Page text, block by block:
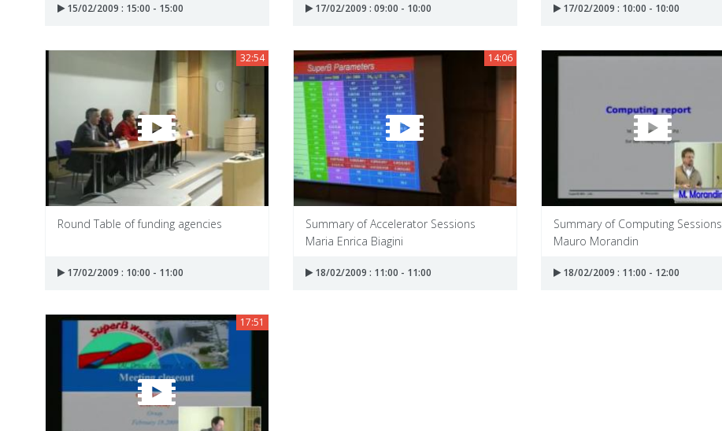
15/02/2009 : 15:00 - 15:00 17/02/2009 : 09:00 - 10:00 17/02/2009 : 10:00 - 10:00
32:54
Round Table of funding agencies
17/02/2009 : 10:00 - 11:00
14:06
Summary of Accelerator Sessions
Maria Enrica Biagini
18/02/2009 : 11:00 - 11:00
Summary of Computing Sessions
Mauro Morandin
18/02/2009 : 11:00 - 12:00
17:51